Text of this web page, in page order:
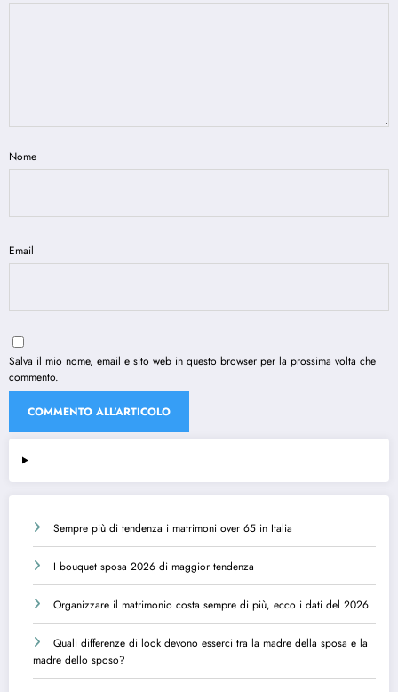
Nome
Email
Salva il mio nome, email e sito web in questo browser per la prossima volta che
commento.
Sempre più di tendenza i matrimoni over 65 in Italia
I bouquet sposa 2026 di maggior tendenza
Organizzare il matrimonio costa sempre di più, ecco i dati del 2026
Quali differenze di look devono esserci tra la madre della sposa e la
madre dello sposo?